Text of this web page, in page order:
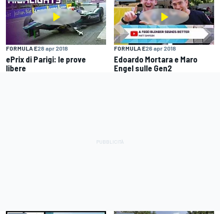
FORMULA E28 apr 2018
ePrix di Parigi: le prove
libere
FORMULA E26 apr 2018
Edoardo Mortara e Maro
Engel sulle Gen2